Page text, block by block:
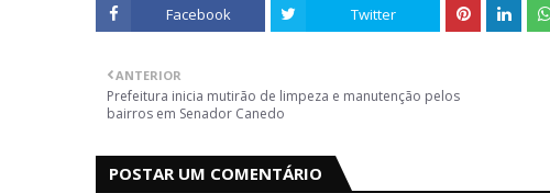
Facebook Twitter
ANTERIOR
Prefeitura inicia mutirão de limpeza e manutenção pelos
bairros em Senador Canedo
POSTAR UM COMENTÁRIO